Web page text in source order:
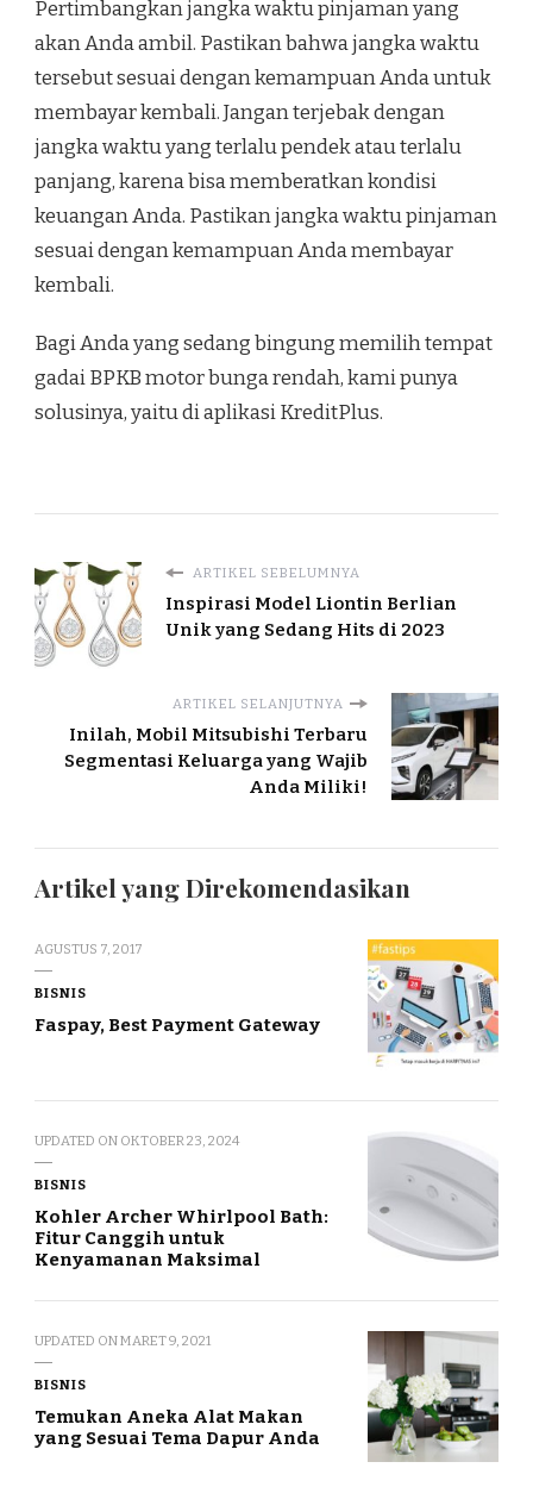
Pertimbangkan jangka waktu pinjaman yang
akan Anda ambil. Pastikan bahwa jangka waktu
tersebut sesuai dengan kemampuan Anda untuk
membayar kembali. Jangan terjebak dengan
jangka waktu yang terlalu pendek atau terlalu
panjang, karena bisa memberatkan kondisi
keuangan Anda. Pastikan jangka waktu pinjaman
sesuai dengan kemampuan Anda membayar
kembali.
Bagi Anda yang sedang bingung memilih tempat
gadai BPKB motor bunga rendah, kami punya
solusinya, yaitu di aplikasi KreditPlus.
ARTIKEL SEBELUMNYA
Inspirasi Model Liontin Berlian
Unik yang Sedang Hits di 2023
ARTIKEL SELANJUTNYA
Inilah, Mobil Mitsubishi Terbaru
Segmentasi Keluarga yang Wajib
Anda Miliki!
Artikel yang Direkomendasikan
AGUSTUS 7, 2017
BISNIS
Faspay, Best Payment Gateway
UPDATED ON OKTOBER 23, 2024
BISNIS
Kohler Archer Whirlpool Bath:
Fitur Canggih untuk
Kenyamanan Maksimal
UPDATED ONMARET 9, 2021
BISNIS
Temukan Aneka Alat Makan
yang Sesuai Tema Dapur Anda